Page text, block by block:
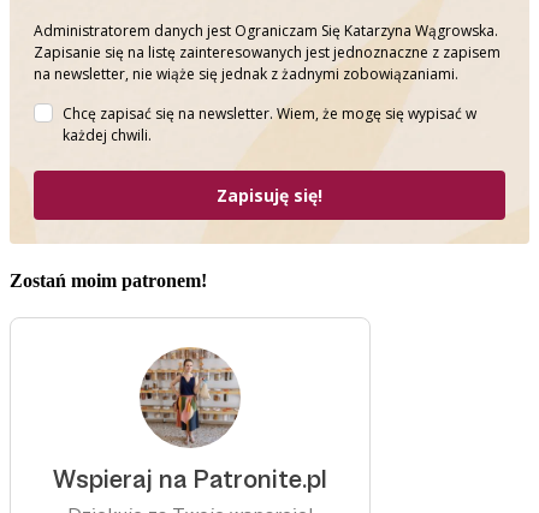
Administratorem danych jest Ograniczam Się Katarzyna Wągrowska.
Zapisanie się na listę zainteresowanych jest jednoznaczne z zapisem
na newsletter, nie wiąże się jednak z żadnymi zobowiązaniami.
Chcę zapisać się na newsletter. Wiem, że mogę się wypisać w
każdej chwili.
Zapisuję się!
Zostań moim patronem!